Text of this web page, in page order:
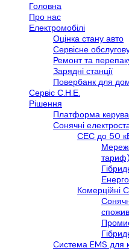
Головна
Про нас
Електромобілі
Оцінка стану авто
Сервісне
Ремонт та
Зарядні станції
Повербанк для
Сервіс С.Н.Е.
Рішення
Платформа
Сонячні
СЕС до 50
тариф)
Комерційні
Cистема EMS для